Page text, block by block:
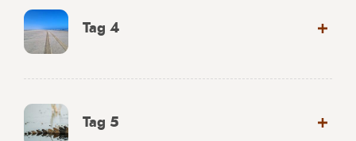
Tag 4
Tag 5